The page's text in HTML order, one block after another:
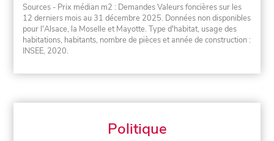
Sources - Prix médian m2 : Demandes Valeurs foncières sur les
12 derniers mois au 31 décembre 2025. Données non disponibles
pour l'Alsace, la Moselle et Mayotte. Type d'habitat, usage des
habitations, habitants, nombre de pièces et année de construction :
INSEE, 2020.
Politique